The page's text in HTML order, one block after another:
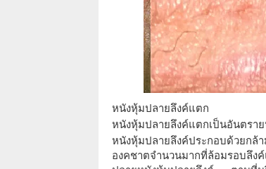
หนังหุ้มปลายลึงค์แตก
หนังหุ้มปลายลึงค์แตกเป็นอันตรา
หนังหุ้มปลายลึงค์ประกอบด้วยกล้
องคชาตจำนวนมากที่ล้อมรอบลึง